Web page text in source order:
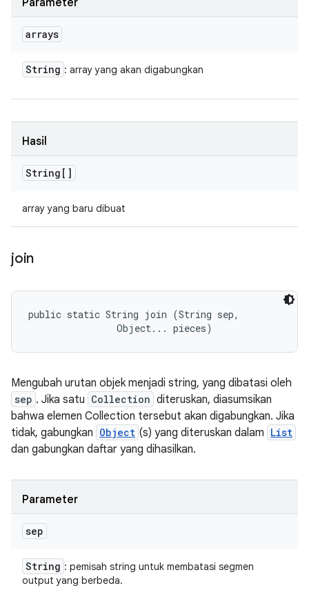
Parameter
arrays
String : array yang akan digabungkan
Hasil
String[]
array yang baru dibuat
join
public static String join (String sep,
                Object... pieces)
Mengubah urutan objek menjadi string, yang dibatasi oleh
sep . Jika satu Collection diteruskan, diasumsikan
bahwa elemen Collection tersebut akan digabungkan. Jika
tidak, gabungkan Object (s) yang diteruskan dalam List
dan gabungkan daftar yang dihasilkan.
Parameter
sep
String : pemisah string untuk membatasi segmen
output yang berbeda.